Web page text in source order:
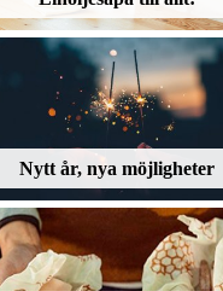
Nytt år, nya möjligheter